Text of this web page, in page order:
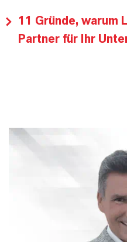
11 Gründe, warum
Partner für Ihr